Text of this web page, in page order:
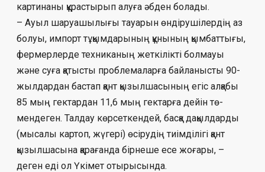
картинаны құрастырып алу­ға әбден болады.
– Ауыл шаруашылығы тауарын өн­діру­шілердің аз
болуы, импорт тұқым­да­ры­ның құнының қымбаттығы,
фермерлерде тех­ни­каның жеткілікті болмауы
және суға қа­тыс­ты проблемаларға байланысты 90-
жыл­дар­дан бастап қант қызылшасының егіс алқабы
85 мың гектардан 11,6 мың гектарға дейін тө­
мендеген. Талдау көрсеткендей, басқа да­қыл­дарды
(мысалы картоп, жүгері) өсірудің тиім­ділігі қант
қызылшасына қарағанда бір­неше есе жоғары, –
деген еді ол Үкімет отырысында.